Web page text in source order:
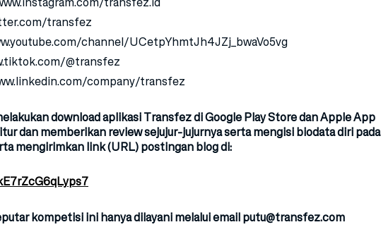
transfez
channel/UCetpYhmtJh4JZj_bwaVo5vg
@transfez
company/transfez
download aplikasi Transfez di Google Play Store dan Apple App
dan memberikan review sejujur-jujurnya serta mengisi biodata diri pada
mengirimkan link (URL) postingan blog di:
kompetisi ini hanya dilayani melalui emailputu@transfez.com